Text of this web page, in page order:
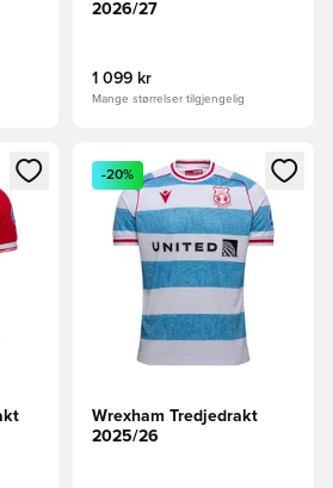
2026/27
1 099 kr
Mange størrelser tilgjengelig
logge inn eller registrere deg som
Åpner en Modal for å logge
-20%
Wrexham Tredjedrakt
2025/26